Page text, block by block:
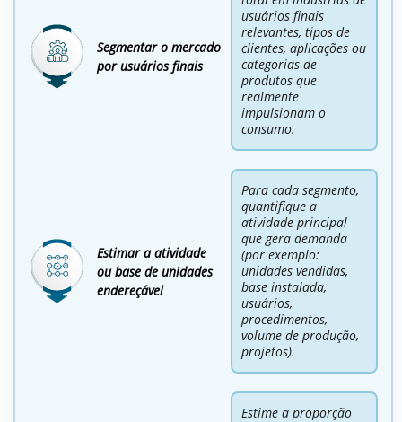
Segmentar o mercado
por usuários finais
usuários finais
relevantes, tipos de
clientes, aplicações ou
categorias de
produtos que
realmente
impulsionam o
consumo.
Estimar a atividade
ou base de unidades
endereçável
Para cada segmento,
quantifique a
atividade principal
que gera demanda
(por exemplo:
unidades vendidas,
base instalada,
usuários,
procedimentos,
volume de produção,
projetos).
Estime a proporção